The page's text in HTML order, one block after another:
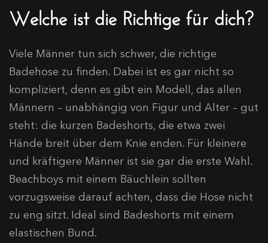
Welche ist die Richtige für dich?
Viele Männer tun sich schwer, die richtige
Badehose zu finden. Dabei ist es gar nicht so
kompliziert, denn es gibt ein Modell, das allen
Männern – unabhängig von Figur und Alter – gut
steht: die kurzen Badeshorts, die etwa zwei
Hände breit über dem Knie enden. Für kleinere
und kräftigere Männer ist sie gar die erste Wahl.
Beachboys mit einem Bäuchlein sollten
vorzugsweise darauf achten, dass die Hose nicht
zu eng sitzt. Ideal sind Badeshorts mit einem
elastischen Bund.